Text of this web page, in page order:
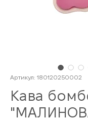
Артикул: 180120250002
Кава